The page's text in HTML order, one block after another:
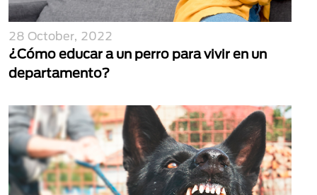
28 October, 2022
¿Cómo educar a un perro para vivir en un
departamento?